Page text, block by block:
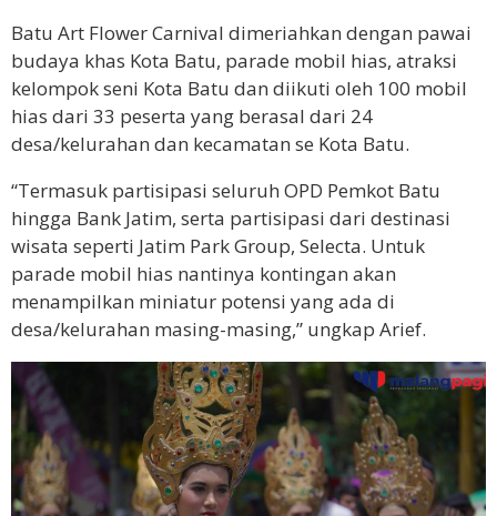
Batu Art Flower Carnival dimeriahkan dengan pawai
budaya khas Kota Batu, parade mobil hias, atraksi
kelompok seni Kota Batu dan diikuti oleh 100 mobil
hias dari 33 peserta yang berasal dari 24
desa/kelurahan dan kecamatan se Kota Batu.
“Termasuk partisipasi seluruh OPD Pemkot Batu
hingga Bank Jatim, serta partisipasi dari destinasi
wisata seperti Jatim Park Group, Selecta. Untuk
parade mobil hias nantinya kontingan akan
menampilkan miniatur potensi yang ada di
desa/kelurahan masing-masing,” ungkap Arief.